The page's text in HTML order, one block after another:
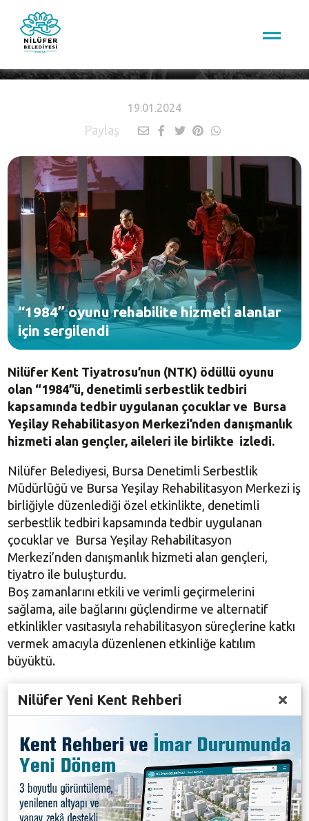
19.01.2024
Paylaş
“1984” oyunu rehabilite hizmeti alanlar
için sergilendi
Nilüfer Kent Tiyatrosu’nun (NTK) ödüllü oyunu
olan “1984”ü, denetimli serbestlik tedbiri
kapsamında tedbir uygulanan çocuklar ve Bursa
Yeşilay Rehabilitasyon Merkezi’nden danışmanlık
hizmeti alan gençler, aileleri ile birlikte izledi.
Nilüfer Belediyesi, Bursa Denetimli Serbestlik
Müdürlüğü ve Bursa Yeşilay Rehabilitasyon Merkezi iş
birliğiyle düzenlediği özel etkinlikte, denetimli
serbestlik tedbiri kapsamında tedbir uygulanan
çocuklar ve Bursa Yeşilay Rehabilitasyon
Merkezi’nden danışmanlık hizmeti alan gençleri,
tiyatro ile buluşturdu.
Boş zamanlarını etkili ve verimli geçirmelerini
sağlama, aile bağlarını güçlendirme ve alternatif
etkinlikler vasıtasıyla rehabilitasyon süreçlerine katkı
vermek amacıyla düzenlenen etkinliğe katılım
büyüktü.
Nilüfer Kent Tiyatrosu’nun (NKT), George Orwell’in
meşhur kitabından uyarlanan ‘1984’ isimli ödüllü
kapsamında tedbir uygulanan çocuklar, Bursa Yeşilay
Rehabilitasyon Merkezi’nden danışmanlık hizmeti
alan gençler, aileleriyle birlikte izledi. Nâzım Hikmet
Kültürevi’ndeki gösterime Nilüfer Belediye Başkan
Yardımcısı Dr. Sibel Özer, Denetimli Serbestlik Müdür
Nilüfer Yeni Kent Rehberi